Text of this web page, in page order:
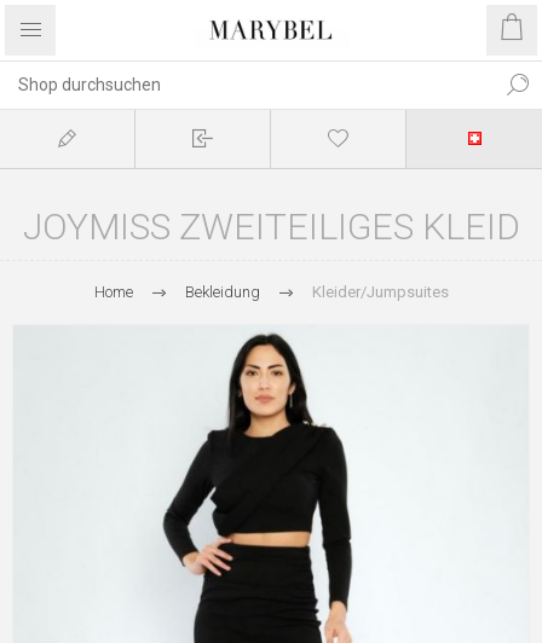
JOYMISS ZWEITEILIGES KLEID
Home Bekleidung Kleider/Jumpsuites